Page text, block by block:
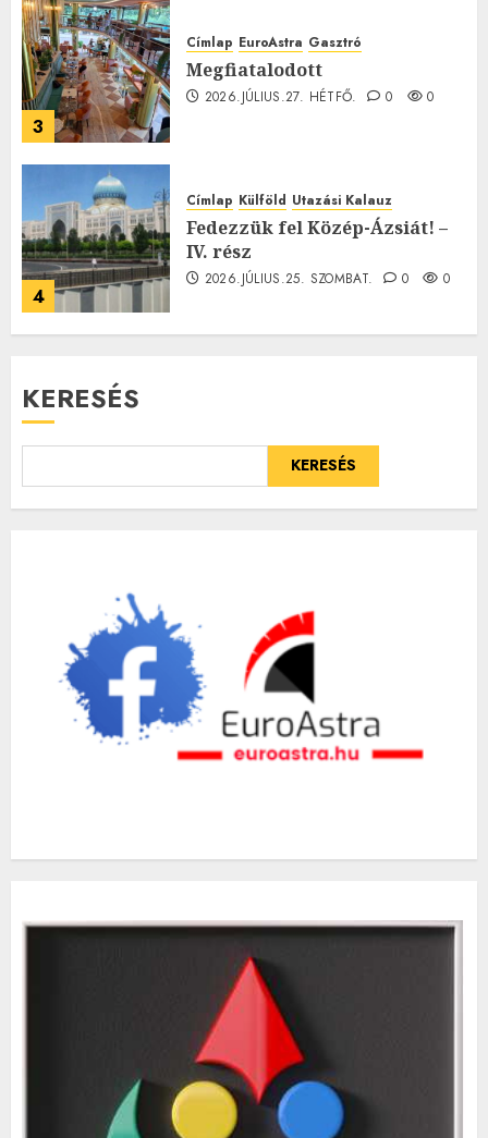
3
Címlap EuroAstra Gasztró
Megfiatalodott
2026.JÚLIUS.27. HÉTFŐ. 0 0
4
Címlap Külföld Utazási Kalauz
Fedezzük fel Közép-Ázsiát! –
IV. rész
2026.JÚLIUS.25. SZOMBAT. 0 0
KERESÉS
KERESÉS